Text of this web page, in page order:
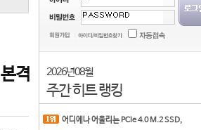
격 2026년 08월
주간 히트 랭킹
어디에나 어울리는 PCIe 4.0 M.2 SSD,